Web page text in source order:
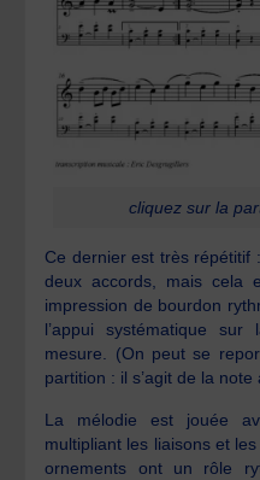
cliquez sur la
Ce dernier est très répétitif
deux accords, mais cela
impression de bourdon
l’appui systématique
mesure. (On peut se
partition : il s’agit de la
La mélodie est jouée
multipliant les liaisons et
ornements ont un rôle